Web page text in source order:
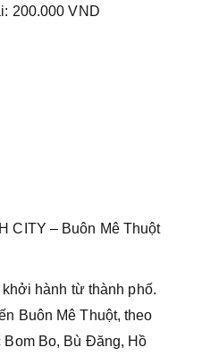
200.000 VND
CITY – Buôn Mê Thuột
hành từ thành phố.
Buôn Mê Thuột, theo
Bo, Bù Đăng, Hồ